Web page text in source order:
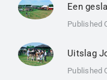
Een
Published
Uitslag
Published